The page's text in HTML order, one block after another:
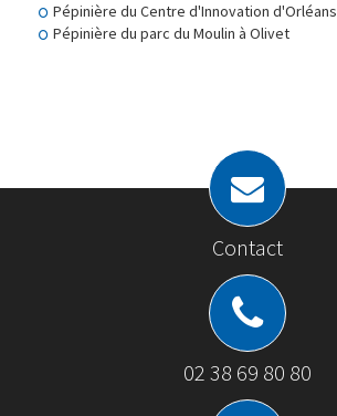
Pépinière du Centre d'Innovation d'Orléans
Pépinière du parc du Moulin à Olivet
Contact
02 38 69 80 80